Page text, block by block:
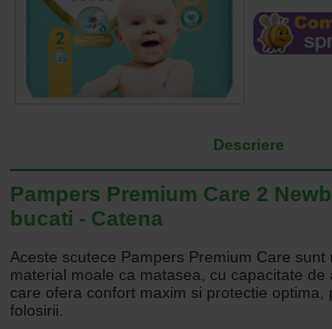
Descriere
Pampers Premium Care 2
bucati - Catena
Aceste scutece Pampers Premium Care sunt
material moale ca matasea, cu capacitate de
care ofera confort maxim si protectie optima,
folosirii.